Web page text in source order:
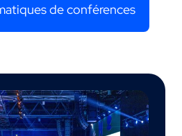
de conférences